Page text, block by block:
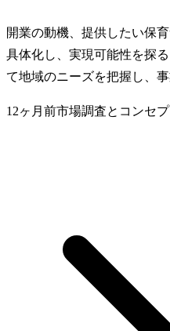
開業の動機、提供したい保
具体化し、実現可能性を探
て地域のニーズを把握し、
12ヶ月前市場調査とコンセ